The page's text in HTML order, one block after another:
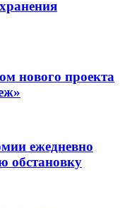
нового проекта
ежедневно
обстановку